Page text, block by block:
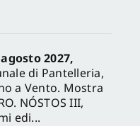
2027,
di Pantelleria,
a Vento. Mostra
NÓSTOS III,
edi...